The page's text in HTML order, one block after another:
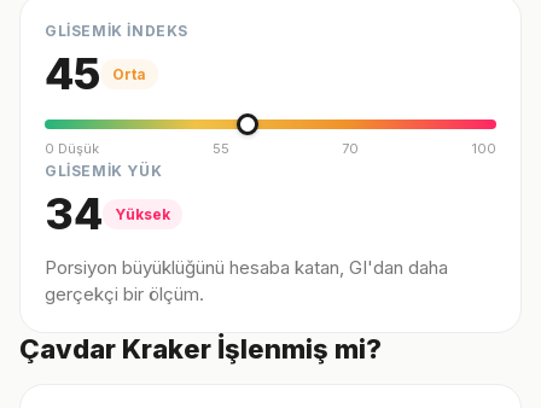
GLİSEMİK İNDEKS
45 Orta
0 Düşük 55 70 100
GLİSEMİK YÜK
34 Yüksek
Porsiyon büyüklüğünü hesaba katan, GI'dan daha
gerçekçi bir ölçüm.
Çavdar Kraker İşlenmiş mi?